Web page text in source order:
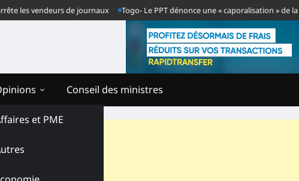
vendeurs de journaux Togo- Le PPT dénonce une « caporalisation » de la
et PME
Conseil des ministres